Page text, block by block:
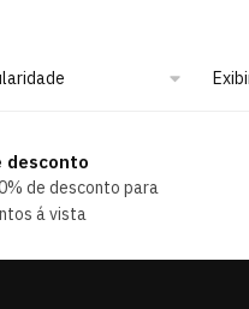
desconto
de desconto para
á vista